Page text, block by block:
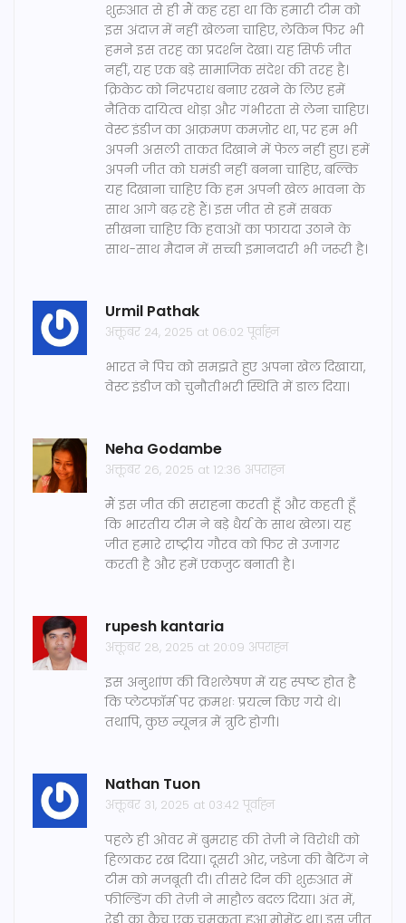
शुरुआत से ही मैं कह रहा था कि हमारी टीम को
इस अंदाज़ में नहीं खेलना चाहिए, लेकिन फिर भी
हमने इस तरह का प्रदर्शन देखा। यह सिर्फ़ जीत
नहीं, यह एक बड़े सामाजिक संदेश की तरह है।
क्रिकेट को निरपराध बनाए रखने के लिए हमें
नैतिक दायित्व थोड़ा और गंभीरता से लेना चाहिए।
वेस्ट इंडीज का आक्रमण कमज़ोर था, पर हम भी
अपनी असली ताकत दिखाने में फेल नहीं हुए। हमें
अपनी जीत को घमंडी नहीं बनना चाहिए, बल्कि
यह दिखाना चाहिए कि हम अपनी खेल भावना के
साथ आगे बढ़ रहे हैं। इस जीत से हमें सबक
सीखना चाहिए कि हवाओं का फायदा उठाने के
साथ-साथ मैदान में सच्ची इमानदारी भी जरूरी है।
Urmil Pathak
अक्तूबर 24, 2025 at 06:02 पूर्वाह्न
भारत ने पिच को समझते हुए अपना खेल दिखाया,
वेस्ट इंडीज को चुनौतीभरी स्थिति में डाल दिया।
Neha Godambe
अक्तूबर 26, 2025 at 12:36 अपराह्न
मैं इस जीत की सराहना करती हूँ और कहती हूँ
कि भारतीय टीम ने बड़े धैर्य के साथ खेला। यह
जीत हमारे राष्ट्रीय गौरव को फिर से उजागर
करती है और हमें एकजुट बनाती है।
rupesh kantaria
अक्तूबर 28, 2025 at 20:09 अपराह्न
इस अनुशांण की विशलेषण में यह स्पष्ट होत है
कि प्लेटफॉर्म पर क्रमशः प्रयत्न किए गये थे।
तथापि, कुछ न्यूनत्र में त्रुटि होगी।
Nathan Tuon
अक्तूबर 31, 2025 at 03:42 पूर्वाह्न
पहले ही ओवर में बुमराह की तेज़ी ने विरोधी को
हिलाकर रख दिया। दूसरी ओर, जडेजा की बैटिंग ने
टीम को मजबूती दी। तीसरे दिन की शुरुआत में
फील्डिंग की तेज़ी ने माहौल बदल दिया। अंत में,